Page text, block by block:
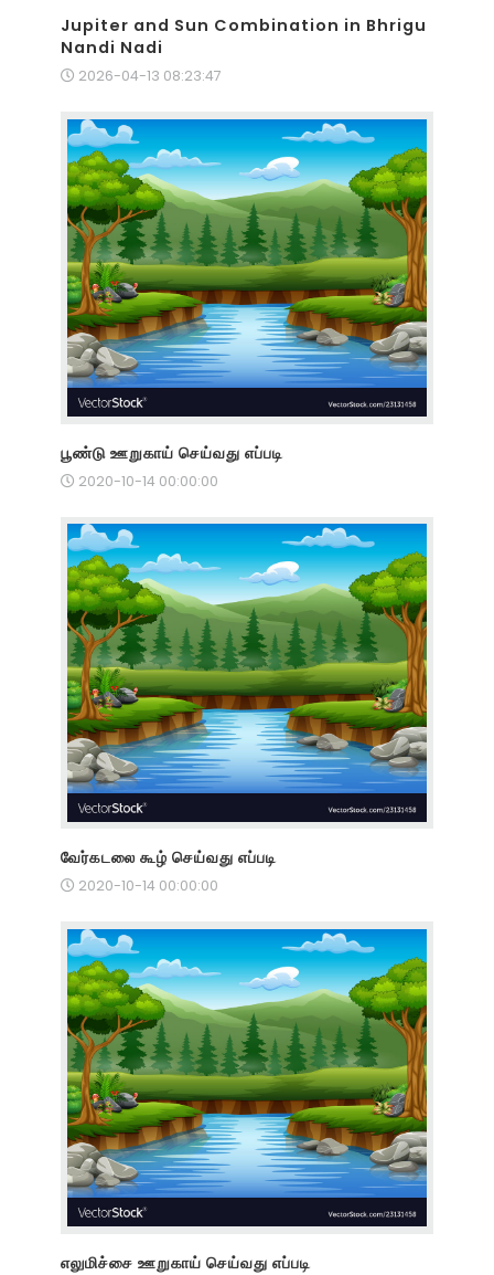
Jupiter and Sun Combination in Bhrigu
Nandi Nadi
2026-04-13 08:23:47
பூண்டு ஊறுகாய் செய்வது எப்படி
2020-10-14 00:00:00
வேர்கடலை கூழ் செய்வது எப்படி
2020-10-14 00:00:00
எலுமிச்சை ஊறுகாய் செய்வது எப்படி